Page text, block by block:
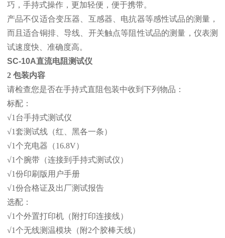
巧，手持式操作，更加轻便，便于携带。
产品不仅适合变压器、互感器、电抗器等感性试品的测量，
而且适合铜排、导线、开关触点等阻性试品的测量，仪表测
试速度快、准确度高。
SC-10A直流电阻测试仪
2 包装内容
请检查您是否在手持式直阻包装中收到下列物品：
标配：
√1台手持式测试仪
√1套测试线（红、黑各一条）
√1个充电器（16.8V）
√1个腕带（连接到手持式测试仪）
√1份印刷版用户手册
√1份合格证及出厂测试报告
选配：
√1个外置打印机（附打印连接线）
√1个无线测温模块（附2个胶棒天线）